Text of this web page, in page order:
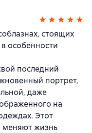
стоящих
особенности
последний
портрет,
даже
на
Этот
меняют жизнь